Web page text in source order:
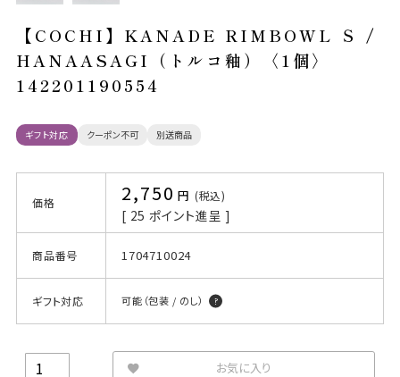
【COCHI】KANADE RIMBOWL Ｓ /
HANAASAGI（トルコ釉）〈1個〉
142201190554
ギフト対応 クーポン不可 別送商品
価格 2,750 税込
[ 25 ポイント進呈 ]
商品番号 1704710024
ギフト対応 可能（包装 / のし）
お気に入り